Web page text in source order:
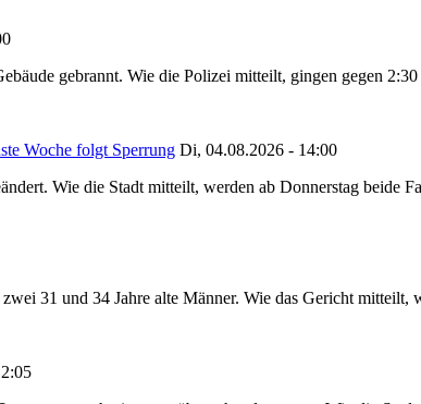
gebrannt. Wie die Polizei mitteilt, gingen gegen
Woche folgt Sperrung Di, 04.08.2026 - 14:00
Wie die Stadt mitteilt, werden ab Donnerstag beide
31 und 34 Jahre alte Männer. Wie das Gericht